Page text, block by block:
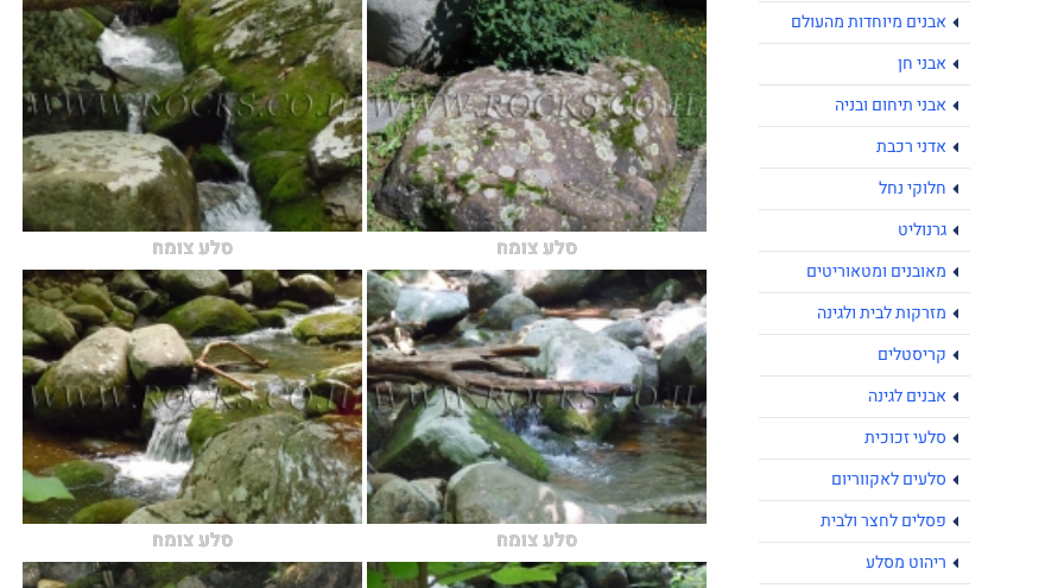
אבנים מיוחדות מהעולם
אבני חן
אבני תיחום ובניה
אדני רכבת
חלוקי נחל
גרנוליט
מאובנים ומטאוריטים
מזרקות לבית ולגינה
קריסטלים
אבנים לגינה
סלעי זכוכית
סלעים לאקווריום
פסלים לחצר ולבית
ריהוט מסלע
סלע צומח סלע צומח
סלע צומח סלע צומח